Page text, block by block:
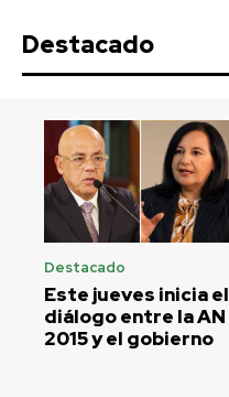
Destacado
Destacado
Este jueves inicia el
diálogo entre la AN
2015 y el gobierno